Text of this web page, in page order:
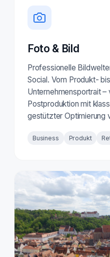
Foto & Bild
Professionelle
Social. Vom Produkt-
Unternehmensportrait
Postproduktion mit
gestützter Optimierung
Business Produkt